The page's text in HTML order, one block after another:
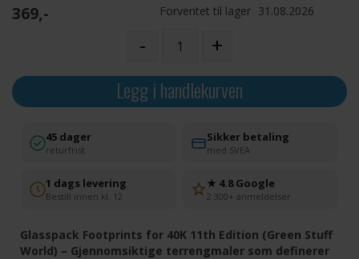
369,- Forventet til lager 31.08.2026
- +
Legg i handlekurven
45 dager
returfrist
Sikker betaling
med SVEA
1 dags levering
Bestill innen kl. 12
★ 4.8 Google
2 300+ anmeldelser
Glasspack Footprints for 40K 11th Edition (Green Stuff
World) – Gjennomsiktige terrengmaler som definerer